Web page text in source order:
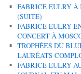
FABRICE EULRY À
(SUITE)
FABRICE EULRY
CONCERT À
TROPHÉES DU
LAURÉATS
FABRICE EULRY